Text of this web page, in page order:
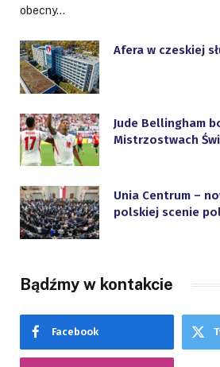
obecny…
Afera w czeskiej
Jude Bellingham
Mistrzostwach
Unia Centrum –
polskiej scenie
Bądźmy w kontakcie
Facebook